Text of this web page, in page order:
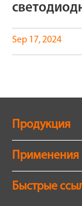
Sep 17, 2024
Продукция
Применения
Быстрые